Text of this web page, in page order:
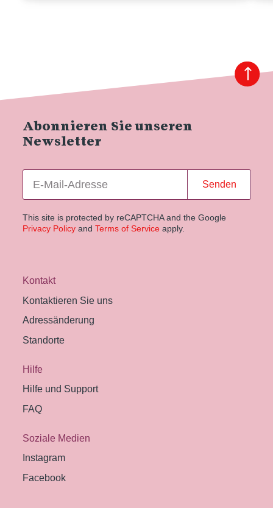
Abonnieren Sie unseren
Newsletter
Senden
This site is protected by reCAPTCHA and the Google
Privacy Policyand Terms of Service apply.
Kontakt
Kontaktieren Sie uns
Adressänderung
Standorte
Hilfe
Hilfe und Support
FAQ
Soziale Medien
Instagram
Facebook